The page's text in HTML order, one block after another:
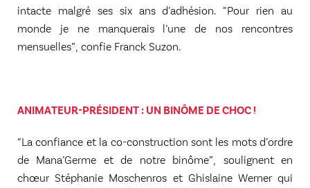
intacte malgré ses six ans d’adhésion. “Pour rien au
monde je ne manquerais l’une de nos rencontres
mensuelles”, confie Franck Suzon.
ANIMATEUR-PRÉSIDENT : UN BINÔME DE CHOC !
“La confiance et la co-construction sont les mots d’ordre
de Mana’Germe et de notre binôme”, soulignent en
chœur Stéphanie Moschenros et Ghislaine Werner qui